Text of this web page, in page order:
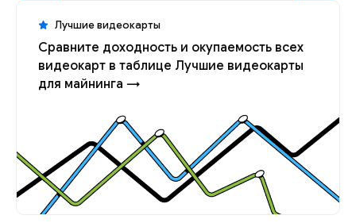
Лучшие видеокарты
Сравните доходность и окупаемость всех
видеокарт в таблице Лучшие видеокарты
для майнинга →